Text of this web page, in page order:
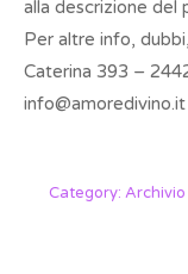
alla descrizione
Per altre info,
Caterina 393 –
info@amoredivino.it
Category: